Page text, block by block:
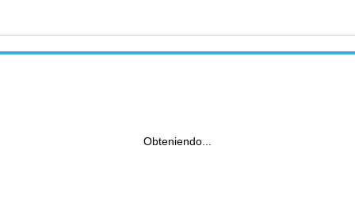
Obteniendo...